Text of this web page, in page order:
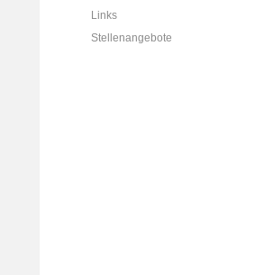
Links
Stellenangebote